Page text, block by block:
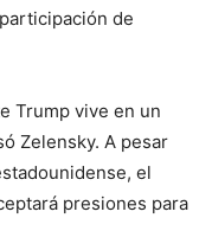
de
Trump vive en un
Zelensky. A pesar
el
presiones para